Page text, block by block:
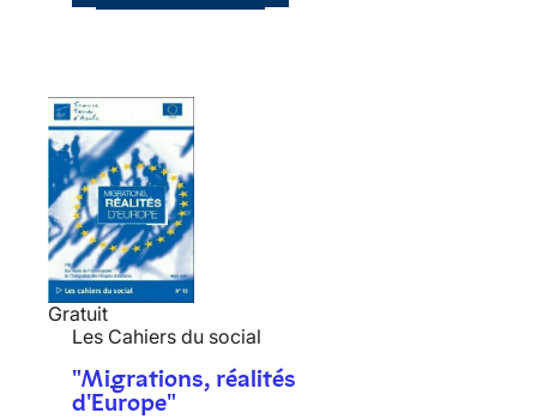
Gratuit
Les Cahiers du social
"Migrations, réalités
d'Europe"